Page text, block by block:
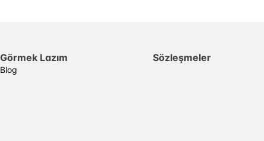
Görmek Lazım
Blog
Sözleşmeler